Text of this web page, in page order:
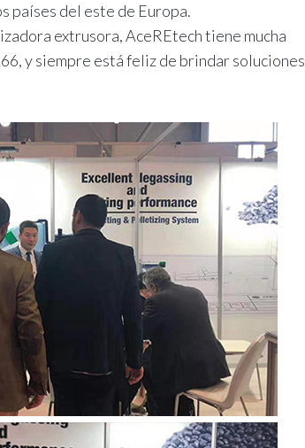
países del este de Europa.
extrusora, AceREtech tiene mucha
y siempre está feliz de brindar soluciones